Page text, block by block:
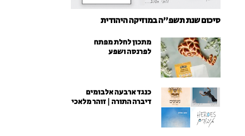
סיכום שנת תשפ"ה במוזיקה היהודית
מתכון לחלת מפתח
לפרנסה ושפע
כנגד ארבעה אלבומים
דיברה התורה | זוהר מלאכי